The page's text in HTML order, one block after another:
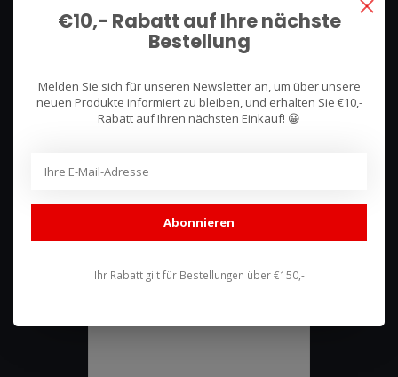
Lunteren, Nederland
085 744 4602
shop@racing-products.com
Bewertungen
€10,- Rabatt auf Ihre nächste
Bestellung
Melden Sie sich für unseren Newsletter an, um über unsere
neuen Produkte informiert zu bleiben, und erhalten Sie €10,-
Rabatt auf Ihren nächsten Einkauf! 😀
Abonnieren
Ihr Rabatt gilt für Bestellungen über €150,-